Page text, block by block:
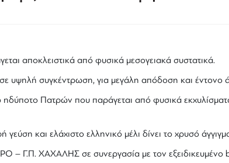
αποκλειστικά από φυσικά μεσογειακά συστατικά.
υψηλή συγκέντρωση, για μεγάλη απόδοση και έντονο
ηδύποτο Πατρών που παράγεται από φυσικά
και ελάχιστο ελληνικό μέλι δίνει το χρυσό
– Γ.Π. ΧΑΧΑΛΗΣ σε συνεργασία με τον εξειδικευμένο